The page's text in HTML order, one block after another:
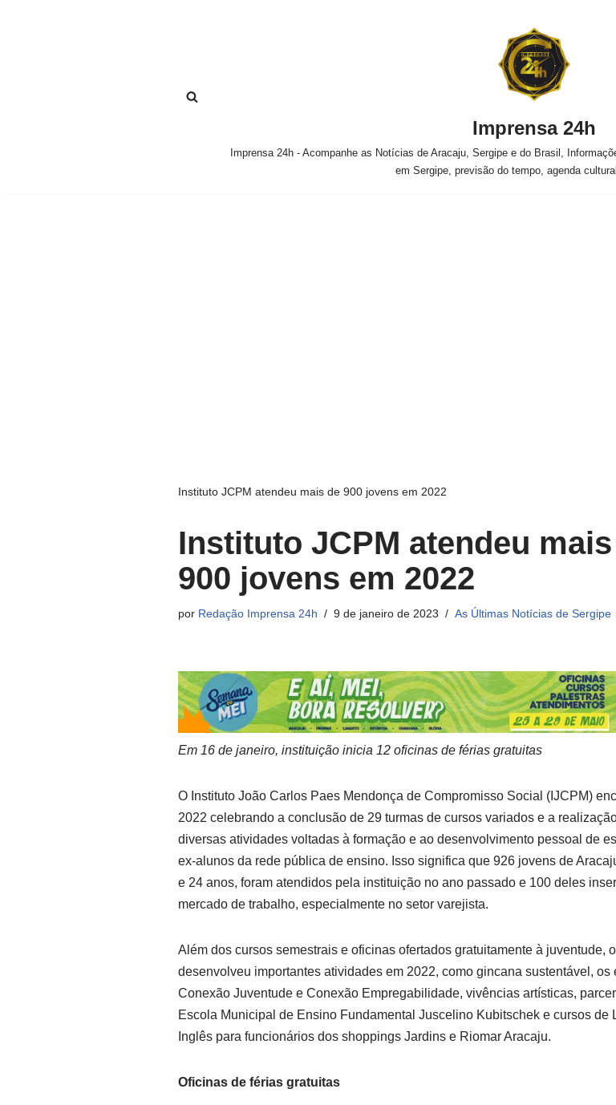
Imprensa 24h
Imprensa 24h - Acompanhe as Notícias de Aracaju, Sergipe e do Brasil,
em Sergipe, previsão do tempo, agenda
Instituto JCPM atendeu mais de 900 jovens em 2022
Instituto JCPM atendeu
900 jovens em 2022
por Redação Imprensa 24h 9 de janeiro de 2023 As Últimas Notícias de Sergipe
Em 16 de janeiro, instituição inicia 12 oficinas de férias gratuitas
O Instituto João Carlos Paes Mendonça de Compromisso Social (IJCPM)
2022 celebrando a conclusão de 29 turmas de cursos variados e a
diversas atividades voltadas à formação e ao desenvolvimento pessoal de
ex-alunos da rede pública de ensino. Isso significa que 926 jovens de
e 24 anos, foram atendidos pela instituição no ano passado e 100 deles
mercado de trabalho, especialmente no setor varejista.
Além dos cursos semestrais e oficinas ofertados gratuitamente à juventude,
desenvolveu importantes atividades em 2022, como gincana sustentável, os
Conexão Juventude e Conexão Empregabilidade, vivências artísticas,
Escola Municipal de Ensino Fundamental Juscelino Kubitschek e cursos de
Inglês para funcionários dos shoppings Jardins e Riomar Aracaju.
Oficinas de férias gratuitas